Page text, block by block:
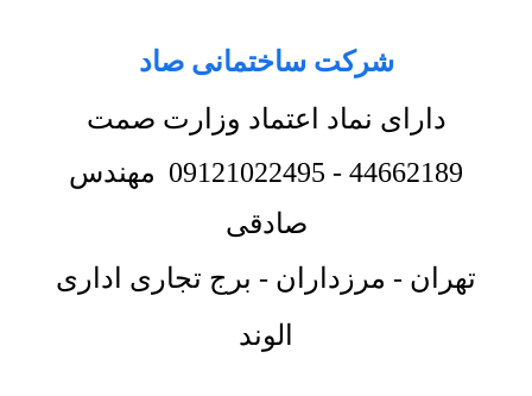
شرکت ساختمانی صاد
دارای نماد اعتماد وزارت صمت
44662189
-
09121022495 مهندس
صادقی
تهران - مرزداران - برج تجاری اداری
الوند